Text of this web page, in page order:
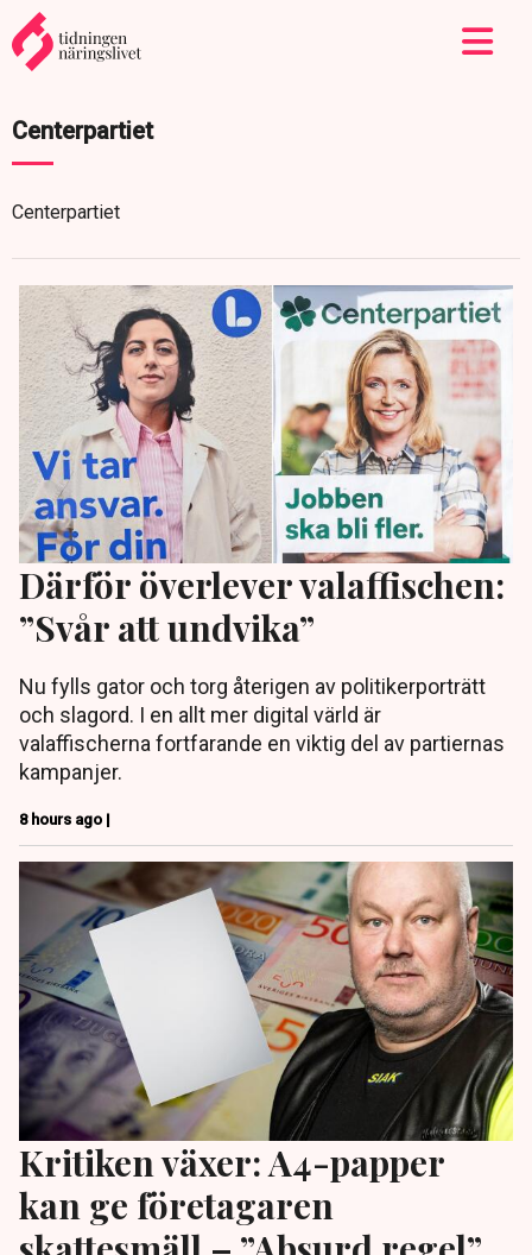
Centerpartiet
Centerpartiet
Därför överlever valaffischen:
”Svår att undvika”
Nu fylls gator och torg återigen av politikerporträtt
och slagord. I en allt mer digital värld är
valaffischerna fortfarande en viktig del av partiernas
kampanjer.
8 hours ago |
Kritiken växer: A4-papper
kan ge företagaren